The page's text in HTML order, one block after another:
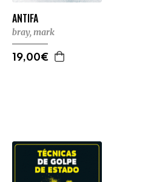
ANTIFA
bray, mark
19,00€